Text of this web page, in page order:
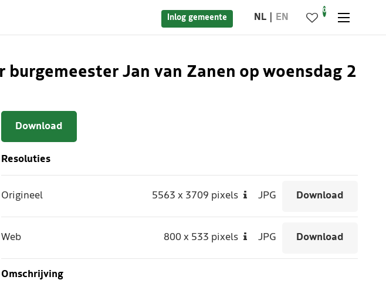
Inlog gemeente NL EN
0
Jan van Zanen op woensdag 2
Download
Resoluties
Origineel 5563x 3709 pixels JPG Download
Web 800x 533 pixels JPG Download
Omschrijving